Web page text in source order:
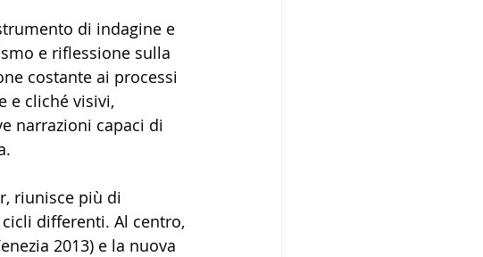
di indagine e
e riflessione sulla
costante ai processi
e cliché visivi,
narrazioni capaci di
riunisce più di
differenti. Al centro,
2013) e la nuova